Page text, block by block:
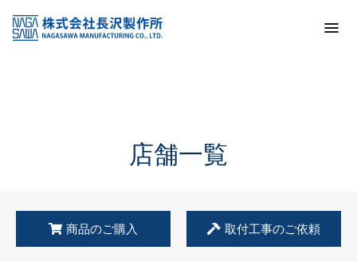
KSS加盟店・取扱店情報
店舗一覧
店舗一覧
商品のご購入 取付工事のご依頼